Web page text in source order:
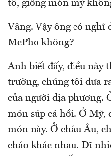
tô, giống món mỳ
Vâng. Vậy ông có nghĩ
McPho không?
Anh biết đấy, điều này
trường, chúng tôi đưa
của người địa phương.
món súp cá hồi. Ở Mỹ,
món này. Ở châu Âu,
cháo khác nhau. Dĩ